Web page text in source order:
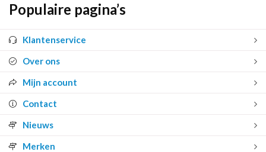
Populaire pagina’s
Klantenservice
Over ons
Mijn account
Contact
Nieuws
Merken